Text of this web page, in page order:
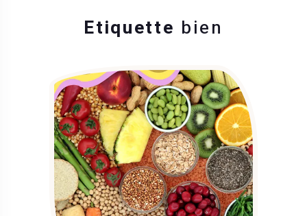
Etiquette bien